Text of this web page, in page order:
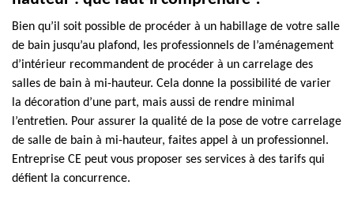
Bien qu’il soit possible de procéder à un habillage de votre salle
de bain jusqu’au plafond, les professionnels de l’aménagement
d’intérieur recommandent de procéder à un carrelage des
salles de bain à mi-hauteur. Cela donne la possibilité de varier
la décoration d’une part, mais aussi de rendre minimal
l’entretien. Pour assurer la qualité de la pose de votre carrelage
de salle de bain à mi-hauteur, faites appel à un professionnel.
Entreprise CE peut vous proposer ses services à des tarifs qui
défient la concurrence.